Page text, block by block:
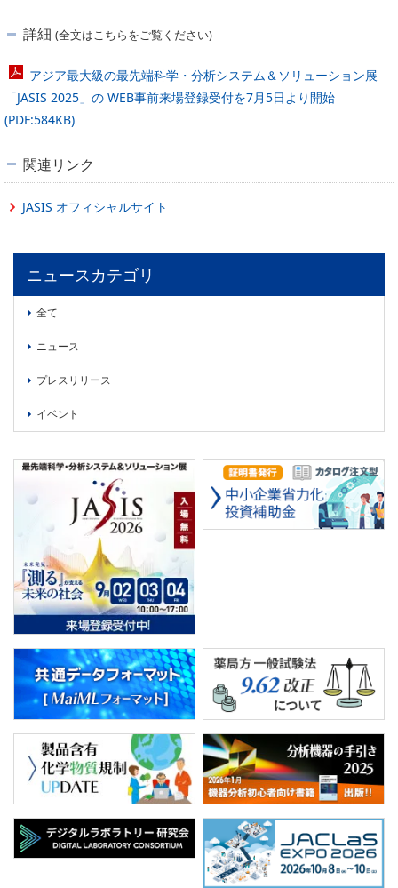
詳細 (全文はこちらをご覧ください)
アジア最大級の最先端科学・分析システム＆ソリューション展
「JASIS 2025」の WEB事前来場登録受付を7月5日より開始
(PDF:584KB)
関連リンク
JASIS オフィシャルサイト
ニュースカテゴリ
全て
ニュース
プレスリリース
イベント